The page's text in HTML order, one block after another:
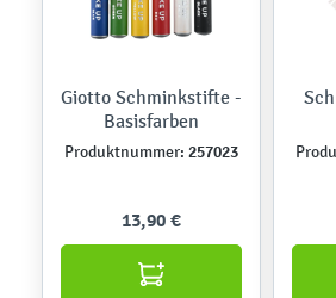
Giotto Schminkstifte -
Basisfarben
Produktnummer: 257023
13,90 €